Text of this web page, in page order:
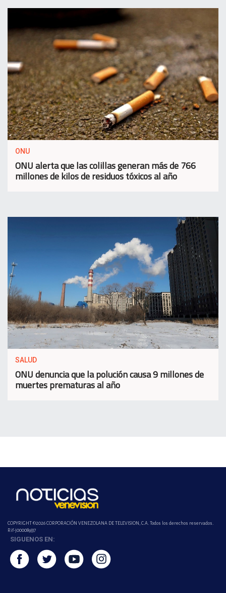
ONU
ONU alerta que las colillas generan más de 766
millones de kilos de residuos tóxicos al año
SALUD
ONU denuncia que la polución causa 9 millones de
muertes prematuras al año
COPYRIGHT ©2026 CORPORACIÓN VENEZOLANA DE TELEVISION, C.A. Todos los derechos reservados.
Rif-j000089337
SIGUENOS EN: